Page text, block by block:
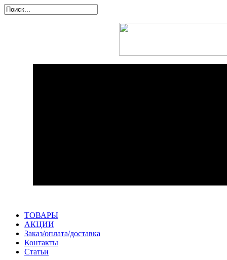
ТОВАРЫ
АКЦИИ
Заказ/оплата/доставка
Контакты
Статьи